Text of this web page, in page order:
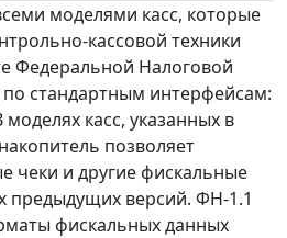
моделями касс, которые
кассовой техники
Федеральной Налоговой
стандартным интерфейсам:
моделях касс, указанных в
позволяет
чеки и другие фискальные
предыдущих версий. ФН-1.1
фискальных данных